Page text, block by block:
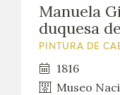
Manuela
duquesa
PINTURA DE
1816
Museo